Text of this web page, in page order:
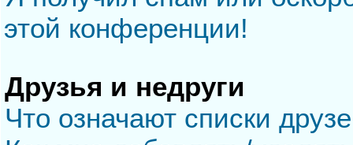
этой конференции!
Друзья и недруги
Что означают списки